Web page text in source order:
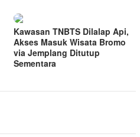
Kawasan TNBTS Dilalap Api,
Akses Masuk Wisata Bromo
via Jemplang Ditutup
Sementara